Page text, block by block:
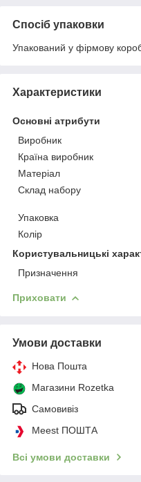
Спосіб упаковки
Упакований у фірмову
Характеристики
Основні атрибути
Виробник
Країна виробник
Матеріал
Склад набору
Упаковка
Колір
Користувальницькі
Призначення
Приховати
Умови доставки
Нова Пошта
Магазини Rozetka
Самовивіз
Meest ПОШТА
Всі умови доставки